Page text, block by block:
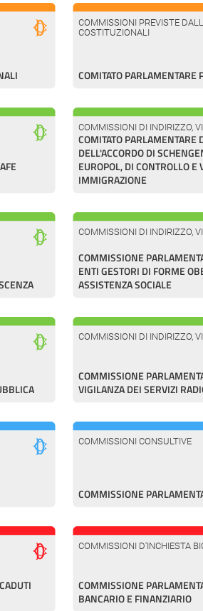
COMMISSIONI PREVISTE
COSTITUZIONALI
COMITATO PARLAMENTARE
COMMISSIONI DI INDIRIZZO,
COMITATO PARLAMENTARE
DELL'ACCORDO DI
EUROPOL, DI CONTROLLO
IMMIGRAZIONE
COMMISSIONI DI INDIRIZZO,
COMMISSIONE
ENTI GESTORI DI FORME
ASSISTENZA SOCIALE
COMMISSIONI DI INDIRIZZO,
COMMISSIONE
VIGILANZA DEI SERVIZI
COMMISSIONI CONSULTIVE
COMMISSIONE
COMMISSIONI D'INCHIESTA
COMMISSIONE
BANCARIO E FINANZIARIO